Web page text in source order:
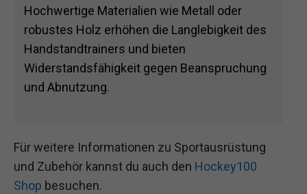
Hochwertige Materialien wie Metall oder
robustes Holz erhöhen die Langlebigkeit des
Handstandtrainers und bieten
Widerstandsfähigkeit gegen Beanspruchung
und Abnutzung.
Für weitere Informationen zu Sportausrüstung
und Zubehör kannst du auch den Hockey100
Shop besuchen.